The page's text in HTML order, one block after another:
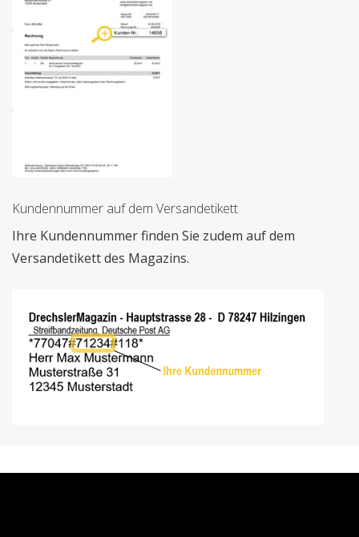
Kundennummer auf dem Versandetikett
Ihre Kundennummer finden Sie zudem auf dem
Versandetikett des Magazins.